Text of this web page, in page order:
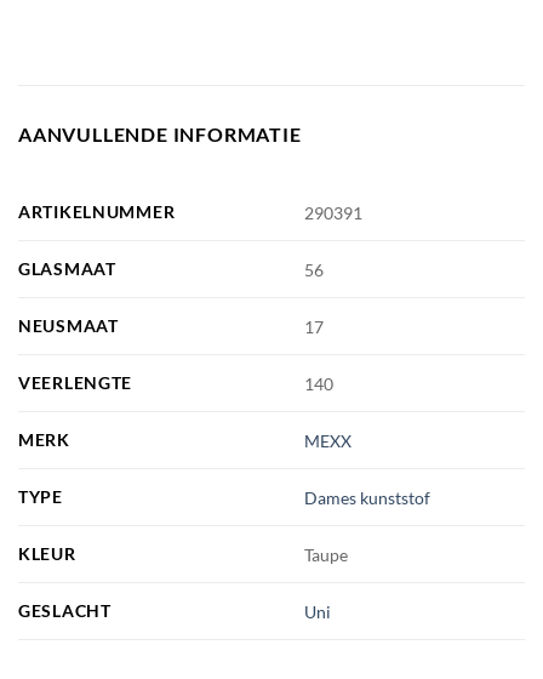
AANVULLENDE INFORMATIE
ARTIKELNUMMER 290391
GLASMAAT 56
NEUSMAAT 17
VEERLENGTE 140
MERK MEXX
TYPE Dames kunststof
KLEUR Taupe
GESLACHT Uni